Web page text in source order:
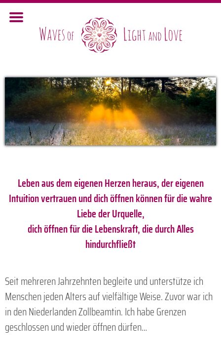
Leben aus dem eigenen Herzen heraus, der eigenen
Intuition vertrauen und dich öffnen können für die wahre
Liebe der Urquelle,
dich öffnen für die Lebenskraft, die durch Alles
hindurchfließt
Seit mehreren Jahrzehnten begleite und unterstütze ich
Menschen jeden Alters auf vielfältige Weise. Zuvor war ich
in den Niederlanden Zollbeamtin. Ich habe Grenzen
geschlossen und wieder öffnen dürfen…